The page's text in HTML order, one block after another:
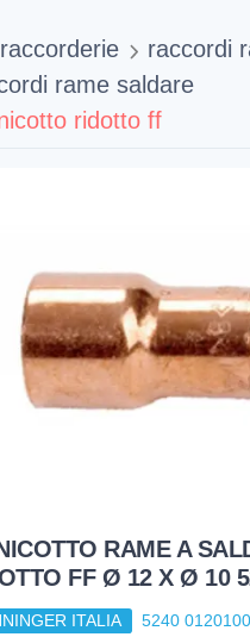
raccordi
rame saldare
ridotto ff
RAME A
FF Ø 12 X Ø 10
ITALIA 5240